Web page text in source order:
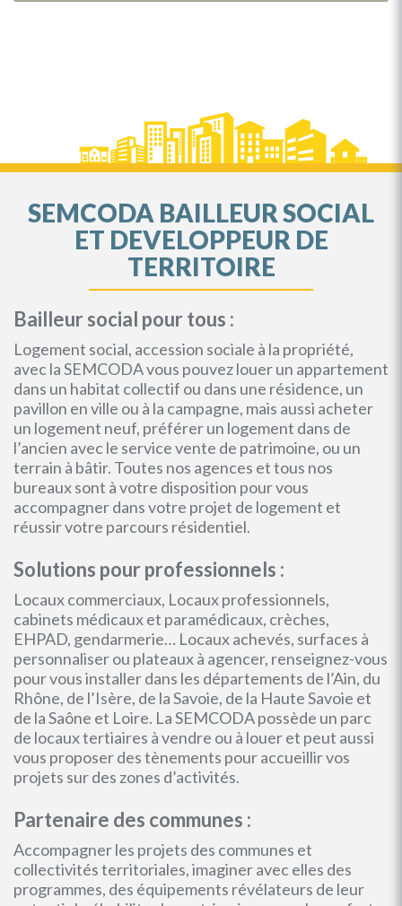
SEMCODA BAILLEUR SOCIAL
ET DEVELOPPEUR DE
TERRITOIRE
Bailleur social pour tous :
Logement social, accession sociale à la propriété,
avec la SEMCODA vous pouvez louer un appartement
dans un habitat collectif ou dans une résidence, un
pavillon en ville ou à la campagne, mais aussi acheter
un logement neuf, préférer un logement dans de
l’ancien avec le service vente de patrimoine, ou un
terrain à bâtir. Toutes nos agences et tous nos
bureaux sont à votre disposition pour vous
accompagner dans votre projet de logement et
réussir votre parcours résidentiel.
Solutions pour professionnels :
Locaux commerciaux, Locaux professionnels,
cabinets médicaux et paramédicaux, crèches,
EHPAD, gendarmerie… Locaux achevés, surfaces à
personnaliser ou plateaux à agencer, renseignez-vous
pour vous installer dans les départements de l’Ain, du
Rhône, de l’Isère, de la Savoie, de la Haute Savoie et
de la Saône et Loire. La SEMCODA possède un parc
de locaux tertiaires à vendre ou à louer et peut aussi
vous proposer des tènements pour accueillir vos
projets sur des zones d’activités.
Partenaire des communes :
Accompagner les projets des communes et
collectivités territoriales, imaginer avec elles des
programmes, des équipements révélateurs de leur